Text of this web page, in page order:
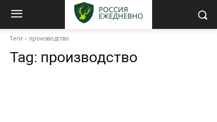
Теги производство
Tag: производство